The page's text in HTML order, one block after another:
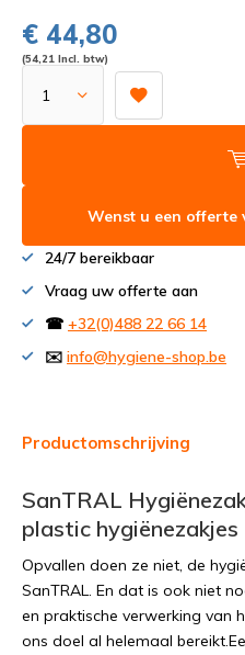
€ 44,80
(54,21 Incl. btw)
Wenst u een offerte
24/7 bereikbaar
Vraag uw offerte aan
☎ +32(0)488 22 66 14
✉️ info@hygiene-shop.be
Productomschrijving
SanTRAL
plastic hygiënezakjes
Opvallen doen ze niet, de
SanTRAL. En dat is ook niet
en praktische verwerking van
ons doel al helemaal